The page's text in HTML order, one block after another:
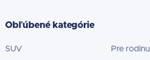
Obľúbené kategórie
SUV
Pre rodinu